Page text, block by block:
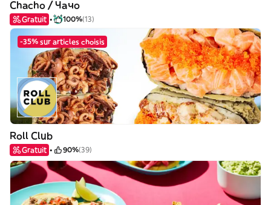
Chacho / Чачо
Gratuit 100%(13)
-35% sur articles choisis
Roll Club
Gratuit 90%(39)